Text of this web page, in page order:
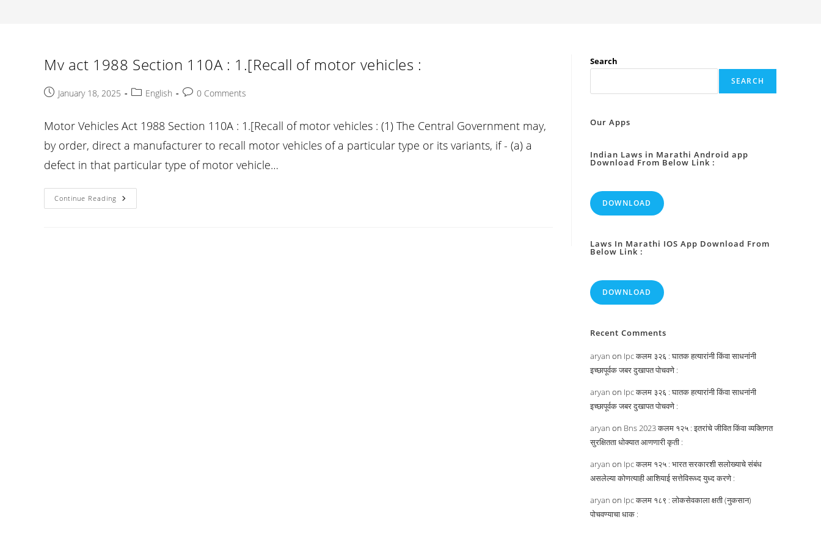
Mv act 1988 Section 110A : 1.[Recall of motor vehicles :
PostJanuary 18, 2025
PostEnglish
Post0 Comments
Motor Vehicles Act 1988 Section 110A : 1.[Recall of motor vehicles : (1) The Central Government may,
by order, direct a manufacturer to recall motor vehicles of a particular type or its variants, if - (a) a
defect in that particular type of motor vehicle…
Continue Reading Mv
Act
Search
SEARCH
Our Apps
Indian Laws in Marathi Android app
Download From Below Link :
DOWNLOAD
Laws In Marathi IOS App Download From
Below Link :
DOWNLOAD
Recent Comments
aryan on Ipc कलम ३२६ : घातक हत्यारांनी किंवा साधनांनी
इच्छापूर्वक जबर दुखापत पोचवणे :
aryan on Ipc कलम ३२६ : घातक हत्यारांनी किंवा साधनांनी
इच्छापूर्वक जबर दुखापत पोचवणे :
aryan on Bns 2023 कलम १२५ : इतरांचे जीवित किंवा व्यक्तिगत
सुरक्षितता धोक्यात आणणारी कृती :
aryan on Ipc कलम १२५ : भारत सरकारशी सलोख्याचे संबंध
असलेल्या कोणत्याही आशियाई सत्तेविरूध्द युध्द करणे :
aryan on Ipc कलम १८९ : लोकसेवकाला क्षती (नुकसान)
पोचवण्याचा धाक :